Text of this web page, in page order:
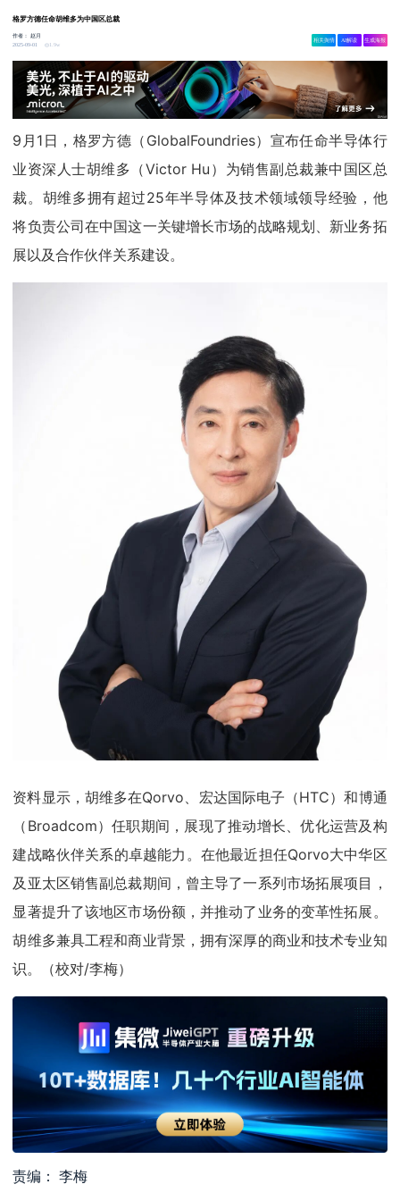
格罗方德任命胡维多为中国区总裁
作者：赵月
2025-09-01
1.9w
相关舆情 AI解读 生成海报
9月1日，格罗方德（GlobalFoundries）宣布任命半导体行
业资深人士胡维多（Victor Hu）为销售副总裁兼中国区总
裁。胡维多拥有超过25年半导体及技术领域领导经验，他
将负责公司在中国这一关键增长市场的战略规划、新业务拓
展以及合作伙伴关系建设。
资料显示，胡维多在Qorvo、宏达国际电子（HTC）和博通
（Broadcom）任职期间，展现了推动增长、优化运营及构
建战略伙伴关系的卓越能力。在他最近担任Qorvo大中华区
及亚太区销售副总裁期间，曾主导了一系列市场拓展项目，
显著提升了该地区市场份额，并推动了业务的变革性拓展。
胡维多兼具工程和商业背景，拥有深厚的商业和技术专业知
识。（校对/李梅）
责编： 李梅